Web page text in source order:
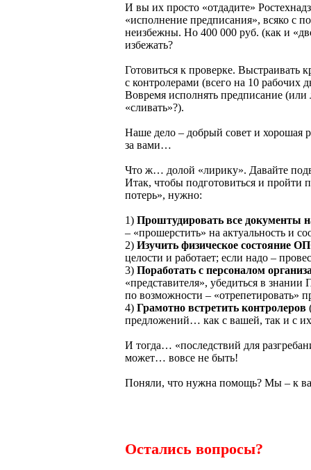
И вы их просто «отдадите»
«исполнение предписания», всяко с
неизбежны. Но 400 000 руб. (как и
избежать?
Готовиться к проверке. Выстраивать
с контролерами (всего на 10
Вовремя исполнять предписание
«сливать»?).
Наше дело – добрый совет и хорошая
за вами…
Что ж… долой «лирику». Давайте
Итак, чтобы подготовиться и пройти
потерь», нужно:
1) Проштудировать все документы
– «прошерстить» на актуальность и
2) Изучить физическое состояние
целости и работает; если надо –
3) Поработать с персоналом
«представителя», убедиться в
по возможности – «отрепетировать»
4) Грамотно встретить контролеров
предложений… как с вашей, так и с
И тогда… «последствий для
может… вовсе не быть!
Поняли, что нужна помощь? Мы – к
Остались вопросы?